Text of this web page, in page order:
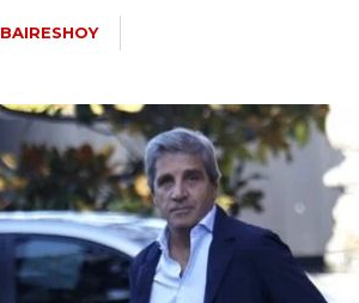
BAIRESHOY